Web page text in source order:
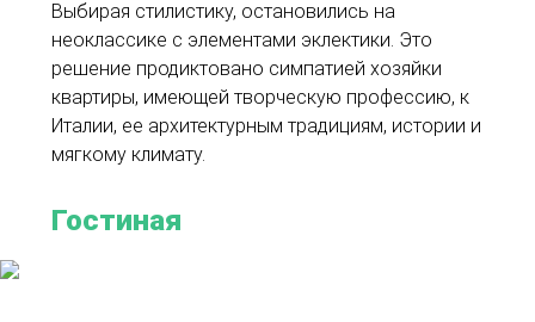
Выбирая стилистику, остановились на
неоклассике с элементами эклектики. Это
решение продиктовано симпатией хозяйки
квартиры, имеющей творческую профессию, к
Италии, ее архитектурным традициям, истории и
мягкому климату.
Гостиная